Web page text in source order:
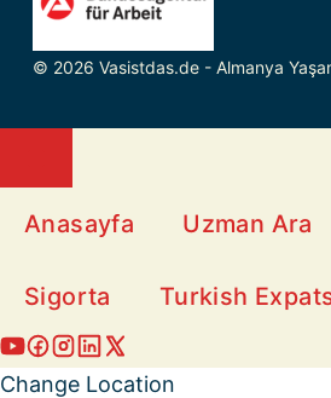
© 2026 Vasistdas.de - Almanya
Close
Anasayfa Uzman Ara
Sigorta Turkish
Change Location